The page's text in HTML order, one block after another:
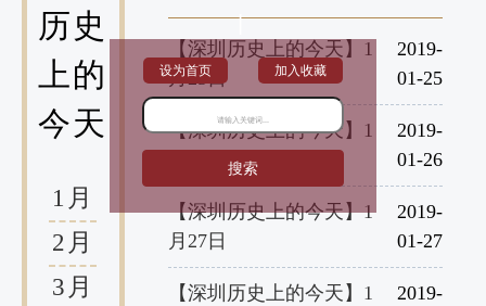
|
设为首页 加入收藏
搜索
历史
上的
今天
1月
2月
3月
【深圳历史上的今天】1
月25日
2019-
01-25
【深圳历史上的今天】1
2019-
01-26
【深圳历史上的今天】1
月27日
2019-
01-27
【深圳历史上的今天】1
2019-